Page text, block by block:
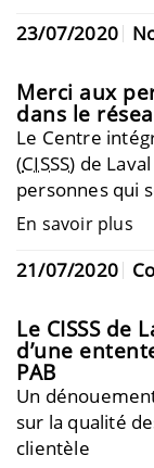
23/07/2020
Merci aux
dans le
Le Centre
(CISSS) de
personnes qui
En savoir plus
21/07/2020
Le CISSS de
d’une
PAB
Un
sur la qualité
clientèle